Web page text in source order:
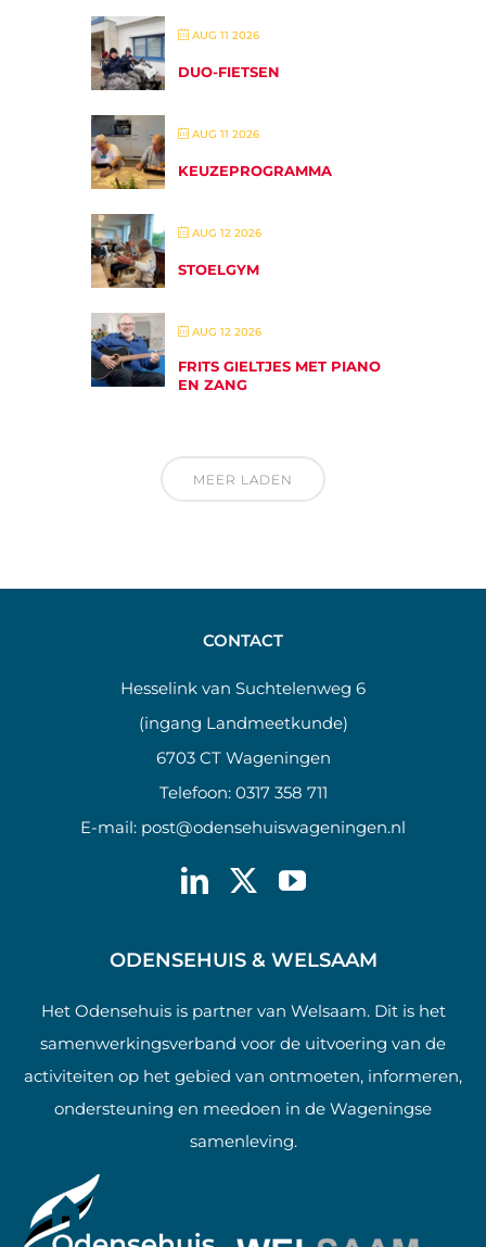
AUG 11 2026
DUO-FIETSEN
AUG 11 2026
KEUZEPROGRAMMA
AUG 12 2026
STOELGYM
AUG 12 2026
FRITS GIELTJES MET PIANO
EN ZANG
MEER LADEN
CONTACT
Hesselink van Suchtelenweg 6
(ingang Landmeetkunde)
6703 CT Wageningen
Telefoon: 0317 358 711
E-mail: post@odensehuiswageningen.nl
ODENSEHUIS & WELSAAM
Het Odensehuis is partner van Welsaam. Dit is het
samenwerkingsverband voor de uitvoering van de
activiteiten op het gebied van ontmoeten, informeren,
ondersteuning en meedoen in de Wageningse
samenleving.